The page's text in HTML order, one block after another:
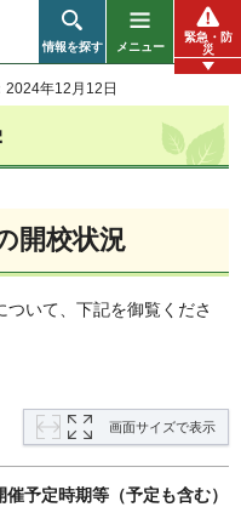
情報を探す メニュー
緊急・防
災
2024年12月12日
開校状況
いて、下記を御覧くださ
画面サイズで表示
催予定時期等（予定も含む）